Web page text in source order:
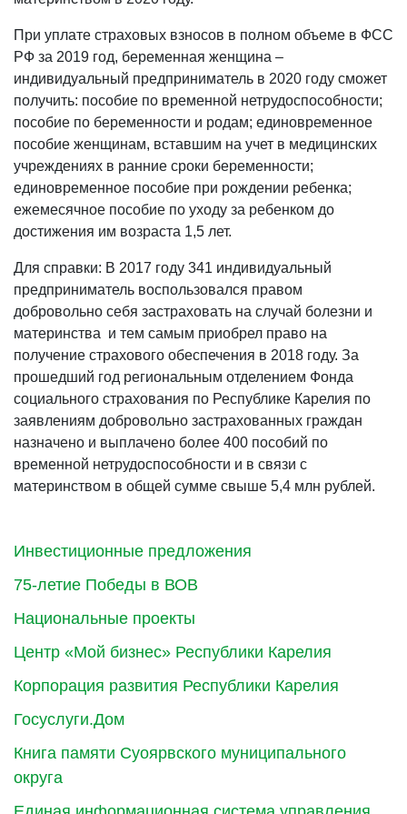
Инвестиционные предложения
75-летие Победы в ВОВ
Национальные проекты
Центр «Мой бизнес» Республики Карелия
Корпорация развития Республики Карелия
Госуслуги.Дом
Книга памяти Суоярвского муниципального
округа
При уплате страховых взносов в полном объеме в ФСС
РФ за 2019 год, беременная женщина –
индивидуальный предприниматель в 2020 году сможет
получить: пособие по временной нетрудоспособности;
пособие по беременности и родам; единовременное
пособие женщинам, вставшим на учет в медицинских
учреждениях в ранние сроки беременности;
единовременное пособие при рождении ребенка;
ежемесячное пособие по уходу за ребенком до
достижения им возраста 1,5 лет.
Для справки: В 2017 году 341 индивидуальный
предприниматель воспользовался правом
добровольно себя застраховать на случай болезни и
материнства и тем самым приобрел право на
получение страхового обеспечения в 2018 году. За
прошедший год региональным отделением Фонда
социального страхования по Республике Карелия по
заявлениям добровольно застрахованных граждан
назначено и выплачено более 400 пособий по
временной нетрудоспособности и в связи с
материнством в общей сумме свыше 5,4 млн рублей.